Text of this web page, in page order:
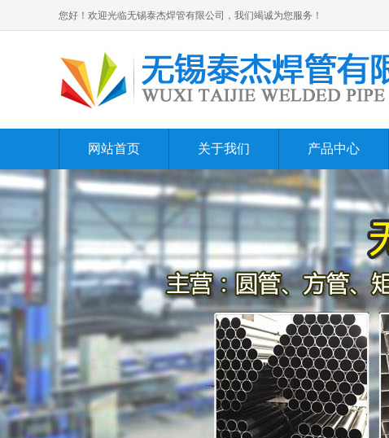
您好！欢迎光临无锡泰杰焊管有限公司，我们竭诚为您服务！
网站首页 关于我们 产品中心